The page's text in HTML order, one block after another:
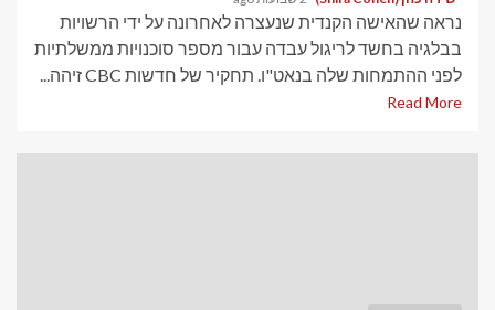
נראה שהאישה הקנדית שנעצרה לאחרונה על ידי הרשויות
בבלגיה בחשד לריגול עבדה עבור מספר סוכנויות ממשלתיות
לפני ההתמחות שלה בנאט"ו. תחקיר של חדשות CBC זיהה...
Read More